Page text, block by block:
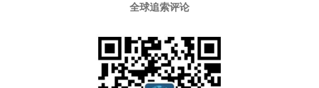
全球追索评论